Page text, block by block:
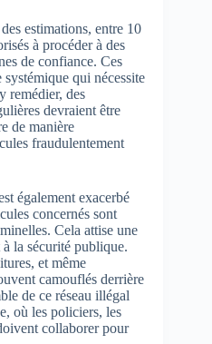
estimations, entre 10
à procéder à des
de confiance. Ces
qui nécessite
remédier, des
devraient être
de manière
fraudulentement
également exacerbé
concernés sont
Cela attise une
la sécurité publique.
et même
camouflés derrière
de ce réseau illégal
où les policiers, les
collaborer pour